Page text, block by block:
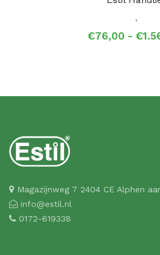
,
€76,00 - €
Magazijnweg 7 2404 CE Alphen
info@estil.nl
0172-619338